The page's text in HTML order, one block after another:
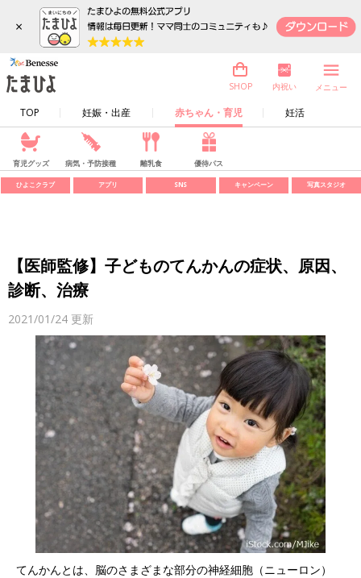
×
TOP 妊娠・出産 赤ちゃん・育児 妊活
SHOP 内祝い メニュー
育児グッズ 病気・予防接種 離乳食 優待パス
ひよこクラブ アプリ SNS キャンペーン 写真スタジオ
【医師監修】子どものてんかんの症状、原因、
診断、治療
2021/01/24 更新
てんかんとは、脳のさまざまな部分の神経細胞（ニューロン）